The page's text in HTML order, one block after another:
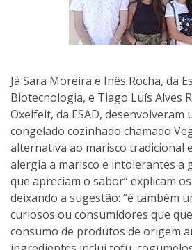
Já Sara Moreira e Inês Rocha, da
Biotecnologia, e Tiago Luís Alves
Oxelfelt, da ESAD,
congelado cozinhado chamado
alternativa ao marisco tradicional
alergia a marisco e intolerantes a
que apreciam o sabor” explicam
deixando a sugestão: “é também
curiosos ou consumidores que
consumo de produtos de origem